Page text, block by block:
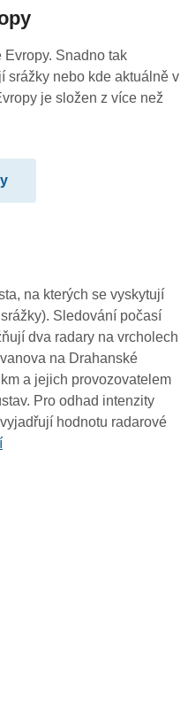
Snadno tak
srážky nebo kde aktuálně v
je složen z více než
na kterých se vyskytují
Sledování počasí
dva radary na vrcholech
na Drahanské
a jejich provozovatelem
Pro odhad intenzity
hodnotu radarové